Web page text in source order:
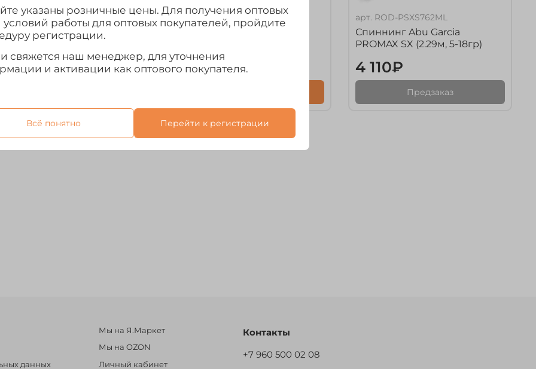
ROD-PSXS702ML
Abu Garcia
SX (2.13м, 5-18гр)
395₽
арт.ROD-PSXS702M
Спиннинг Abu Garcia
4 430₽
арт. ROD-PSXS762ML
Спиннинг Abu Garcia
PROMAX SX (2.29м, 5-18гр)
4 110₽
Предзаказ
данных
Мы на Я.Маркет
Мы на OZON
Личный кабинет
Контакты
+7 960 500 02 08
указаны розничные цены. Для получения оптовых
условий работы для оптовых покупателей, пройдите
регистрации.
свяжется наш менеджер, для уточнения
и активации как оптового покупателя.
Всё понятно Перейти к регистрации